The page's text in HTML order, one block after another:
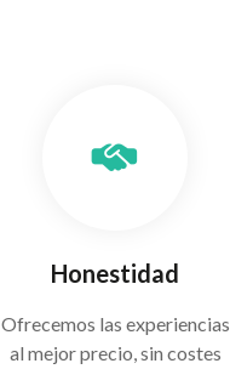
Honestidad
Ofrecemos las experiencias
al mejor precio, sin costes